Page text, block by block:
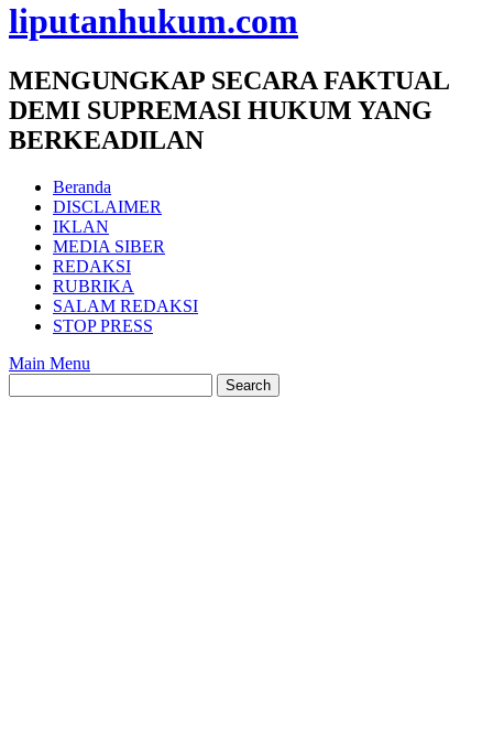
liputanhukum.com
MENGUNGKAP SECARA FAKTUAL
DEMI SUPREMASI HUKUM YANG
BERKEADILAN
Beranda
DISCLAIMER
IKLAN
MEDIA SIBER
REDAKSI
RUBRIKA
SALAM REDAKSI
STOP PRESS
Main Menu